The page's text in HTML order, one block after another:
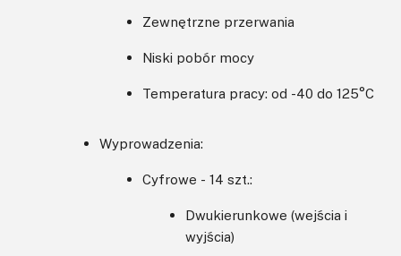
Zewnętrzne przerwania
Niski pobór mocy
Temperatura pracy: od -40 do 125°C
Wyprowadzenia:
Cyfrowe - 14 szt.:
Dwukierunkowe (wejścia i
wyjścia)